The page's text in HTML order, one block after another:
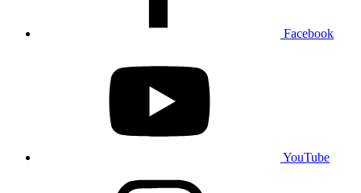
Facebook
YouTube